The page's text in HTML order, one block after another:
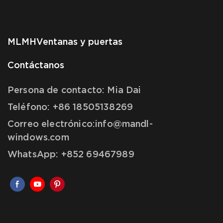
MLMHVentanas y puertas
Contáctanos
Persona de contacto: Mia Dai
Teléfono: +86 18505138269
Correo electrónico:info@mandl-
windows.com
WhatsApp: +852 69467989